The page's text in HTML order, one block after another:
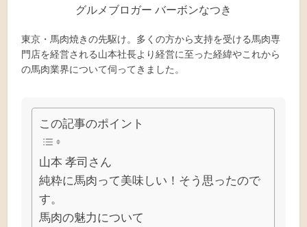
グルメブロガー バーボンなつき
東京・馬肉焼きの先駆け。多くの方から支持を受ける馬肉専
門店を経営される山本社長より経営に至った経緯やこれから
の馬肉業界について伺ってきました。
この記事のポイント
山本 孝司さん
純粋に馬肉って美味しい！そう思ったので
す。
馬肉の魅力について